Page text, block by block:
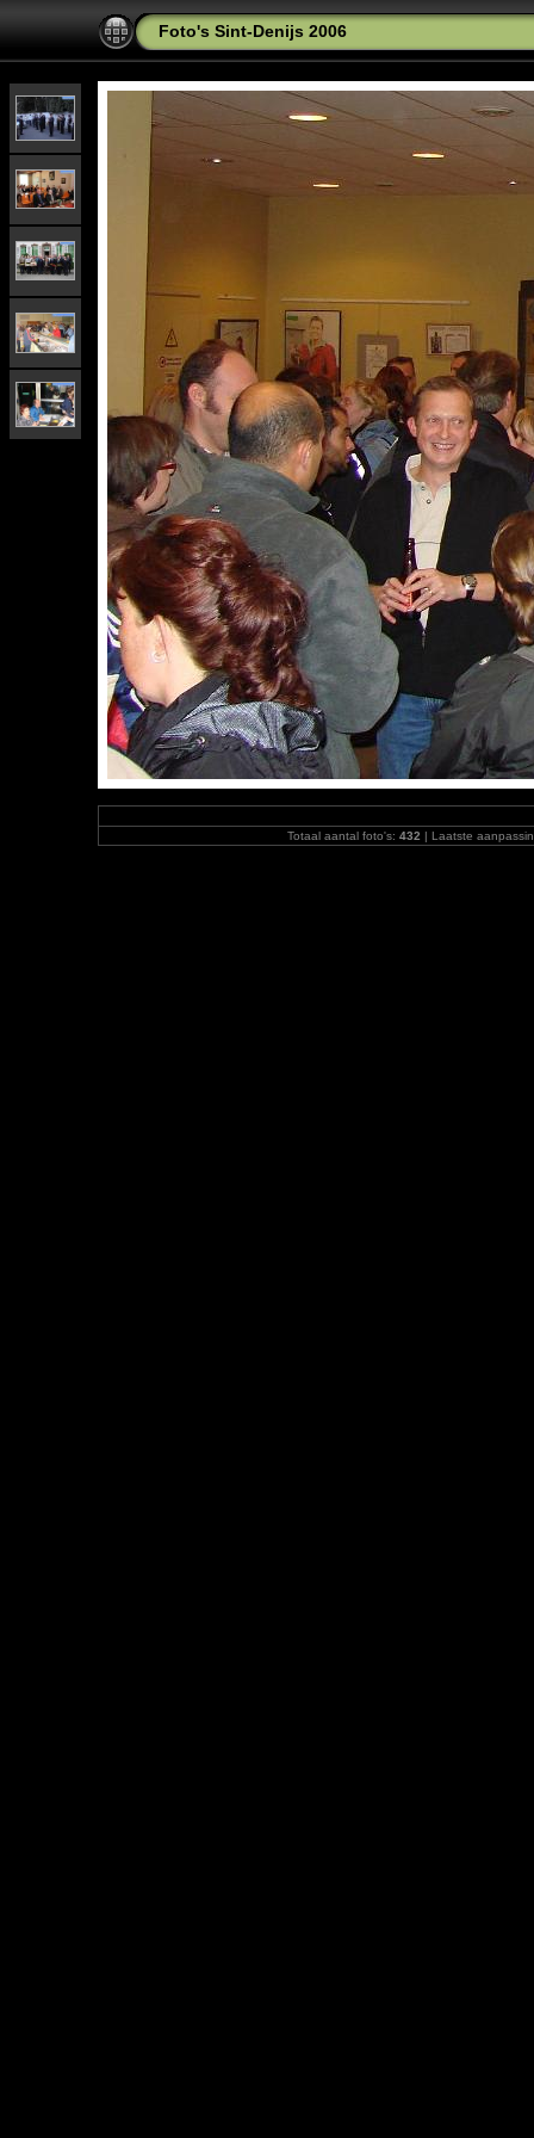
Foto's Sint-Denijs 2006
Totaal aantal foto's: 432 | Laatste